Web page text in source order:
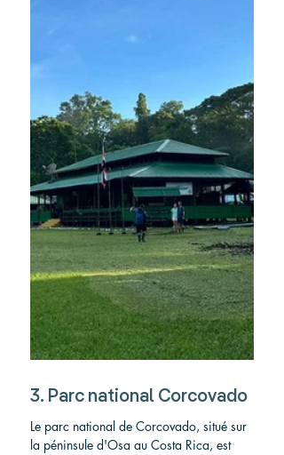
3. Parc national Corcovado
Le parc national de Corcovado, situé sur
la péninsule d'Osa au Costa Rica, est